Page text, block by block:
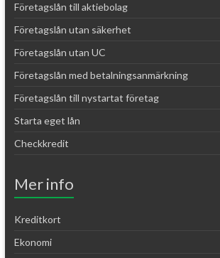
Företagslån till aktiebolag
Företagslån utan säkerhet
Företagslån utan UC
Företagslån med betalningsanmärkning
Företagslån till nystartat företag
Starta eget lån
Checkkredit
Mer info
Kreditkort
Ekonomi